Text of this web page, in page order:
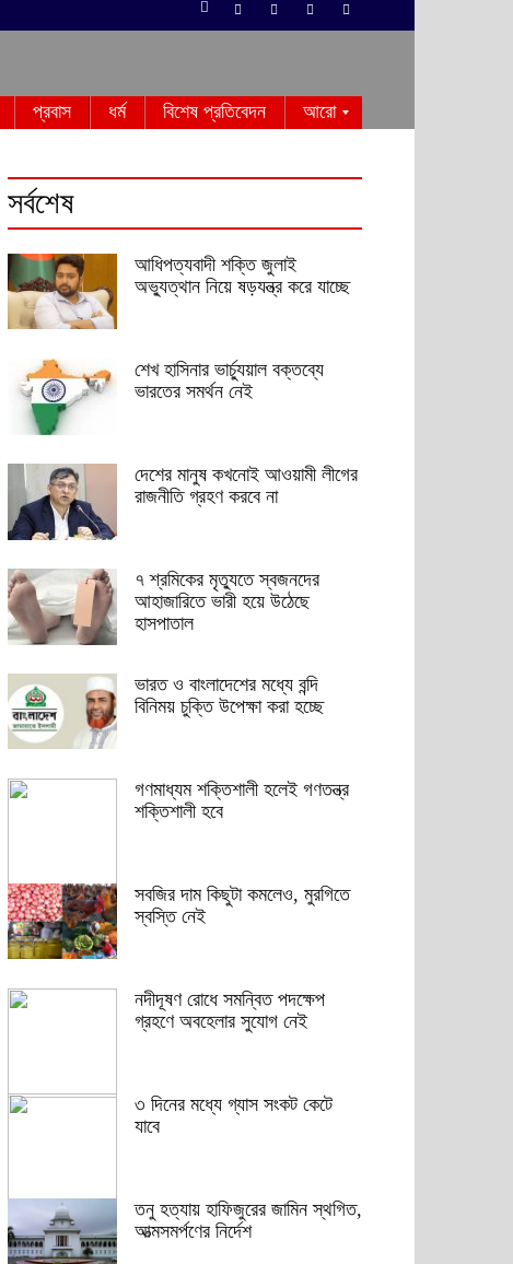
প্রবাস ধর্ম বিশেষ প্রতিবেদন আরো
সর্বশেষ
আধিপত্যবাদী শক্তি জুলাই
অভ্যুত্থান নিয়ে ষড়যন্ত্র করে যাচ্ছে
শেখ হাসিনার ভার্চ্যুয়াল বক্তব্যে
ভারতের সমর্থন নেই
দেশের মানুষ কখনোই আওয়ামী লীগের
রাজনীতি গ্রহণ করবে না
৭ শ্রমিকের মৃত্যুতে স্বজনদের
আহাজারিতে ভারী হয়ে উঠেছে
হাসপাতাল
ভারত ও বাংলাদেশের মধ্যে বন্দি
বিনিময় চুক্তি উপেক্ষা করা হচ্ছে
গণমাধ্যম শক্তিশালী হলেই গণতন্ত্র
শক্তিশালী হবে
সবজির দাম কিছুটা কমলেও, মুরগিতে
স্বস্তি নেই
নদীদূষণ রোধে সমন্বিত পদক্ষেপ
গ্রহণে অবহেলার সুযোগ নেই
৩ দিনের মধ্যে গ্যাস সংকট কেটে
যাবে
তনু হত্যায় হাফিজুরের জামিন স্থগিত,
আত্মসমর্পণের নির্দেশ